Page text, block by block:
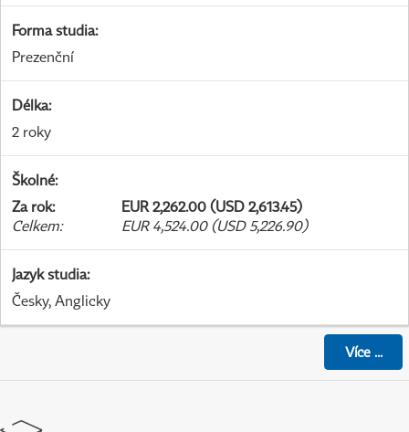
Forma studia:
Prezenční
Délka:
2 roky
Školné:
Za rok:
EUR 2,262.00 (USD 2,613.45)
Celkem: EUR 4,524.00 (USD 5,226.90)
Jazyk studia:
Česky, Anglicky
Více...